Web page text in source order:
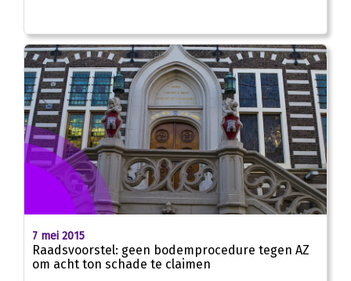
7 mei 2015
Raadsvoorstel: geen bodemprocedure tegen AZ
om acht ton schade te claimen